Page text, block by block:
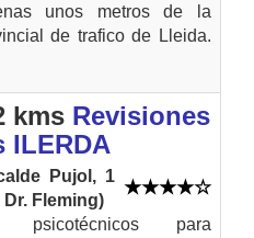
unos metros de la
de trafico de Lleida.
kms Revisiones
ILERDA
Pujol, 1
Fleming)
psicotécnicos para